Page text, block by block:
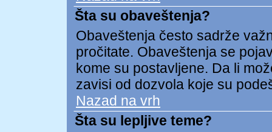
Šta su obaveštenja?
Obaveštenja često sadrže
pročitate. Obaveštenja se
kome su postavljene. Da li
zavisi od dozvola koje su
Nazad na vrh
Šta su lepljive teme?